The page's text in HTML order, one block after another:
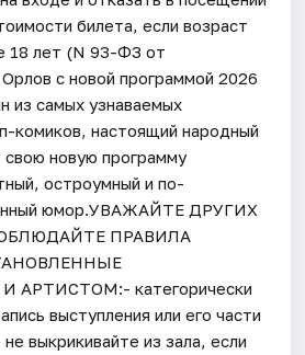
билета, если возраст
18 лет (N 93-ФЗ от
с новой программой 2026
из самых узнаваемых
комиков, настоящий народный
новую программу
остроумный и по-
юмор.УВАЖАЙТЕ ДРУГИХ
ПРАВИЛА
АРТИСТОМ:- категорически
выступления или его части
выкрикивайте из зала, если